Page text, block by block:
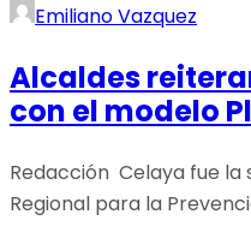
Emiliano Vazquez
Alcaldes
con el modelo
Redacción Celaya fue la
Regional para la